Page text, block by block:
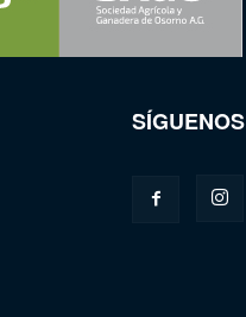
SÍGUENOS